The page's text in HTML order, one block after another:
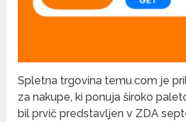
Spletna trgovina temu.com je
za nakupe, ki ponuja široko
bil prvič predstavljen v ZDA